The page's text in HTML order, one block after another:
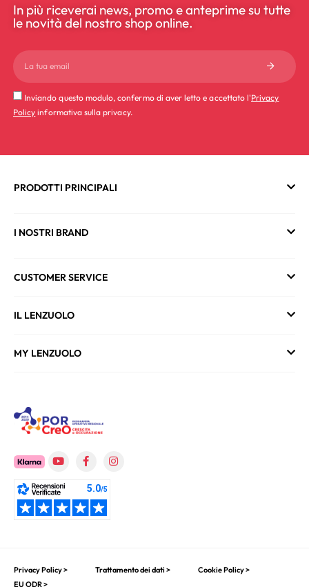
In più riceverai news, promo e anteprime su tutte
le novità del nostro shop online.
Inviando questo modulo, confermo di aver letto e accettato l'Privacy
Policy informativa sulla privacy.
PRODOTTI PRINCIPALI
I NOSTRI BRAND
CUSTOMER SERVICE
IL LENZUOLO
MY LENZUOLO
Privacy Policy > Trattamento dei dati >
Cookie Policy >
EU ODR >